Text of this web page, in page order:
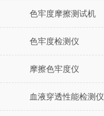
色牢度摩擦测试机
色牢度检测仪
摩擦色牢度仪
血液穿透性能检测仪